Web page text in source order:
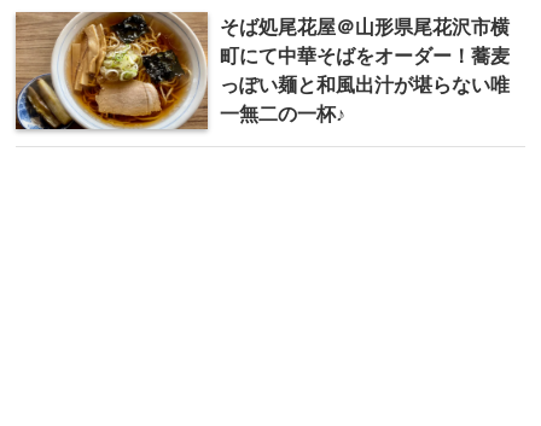
そば処 尾花屋＠山形県尾花沢市横
町にて中華そばをオーダー！蕎麦
っぽい麺と和風出汁が堪らない唯
一無二の一杯♪